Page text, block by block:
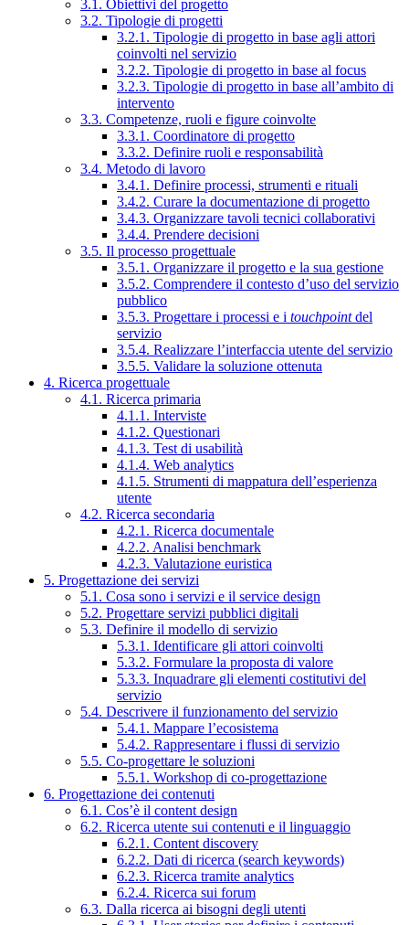
3.1. Obiettivi del progetto
3.2. Tipologie di progetti
3.2.1. Tipologie di progetto in base agli attori
coinvolti nel servizio
3.2.2. Tipologie di progetto in base al focus
3.2.3. Tipologie di progetto in base all’ambito di
intervento
3.3. Competenze, ruoli e figure coinvolte
3.3.1. Coordinatore di progetto
3.3.2. Definire ruoli e responsabilità
3.4. Metodo di lavoro
3.4.1. Definire processi, strumenti e rituali
3.4.2. Curare la documentazione di progetto
3.4.3. Organizzare tavoli tecnici collaborativi
3.4.4. Prendere decisioni
3.5. Il processo progettuale
3.5.1. Organizzare il progetto e la sua gestione
3.5.2. Comprendere il contesto d’uso del servizio
pubblico
3.5.3. Progettare i processi e i touchpointdel
servizio
3.5.4. Realizzare l’interfaccia utente del servizio
3.5.5. Validare la soluzione ottenuta
4. Ricerca progettuale
4.1. Ricerca primaria
4.1.1. Interviste
4.1.2. Questionari
4.1.3. Test di usabilità
4.1.4. Web analytics
4.1.5. Strumenti di mappatura dell’esperienza
utente
4.2. Ricerca secondaria
4.2.1. Ricerca documentale
4.2.2. Analisi benchmark
4.2.3. Valutazione euristica
5. Progettazione dei servizi
5.1. Cosa sono i servizi e il service design
5.2. Progettare servizi pubblici digitali
5.3. Definire il modello di servizio
5.3.1. Identificare gli attori coinvolti
5.3.2. Formulare la proposta di valore
5.3.3. Inquadrare gli elementi costitutivi del
servizio
5.4. Descrivere il funzionamento del servizio
5.4.1. Mappare l’ecosistema
5.4.2. Rappresentare i flussi di servizio
5.5. Co-progettare le soluzioni
5.5.1. Workshop di co-progettazione
6. Progettazione dei contenuti
6.1. Cos’è il content design
6.2. Ricerca utente sui contenuti e il linguaggio
6.2.1. Content discovery
6.2.2. Dati di ricerca (search keywords)
6.2.3. Ricerca tramite analytics
6.2.4. Ricerca sui forum
6.3. Dalla ricerca ai bisogni degli utenti